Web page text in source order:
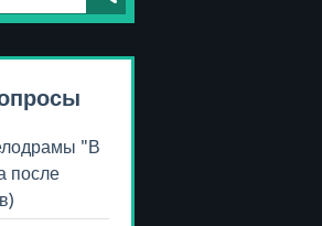
"В
после